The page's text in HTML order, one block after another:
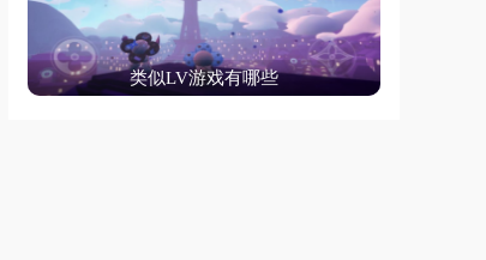
类似LV游戏有哪些